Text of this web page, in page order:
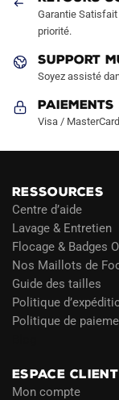
page
produit
Garantie
priorité.
SUPPORT
Soyez assisté
Paiements
Visa /
RESSOURCES
Centre d’aide
Lavage & Entretien
Flocage & Badges
Nos Maillots de
Guide des tailles
Politique
Politique de
ESPACE CLIENT
Mon compte